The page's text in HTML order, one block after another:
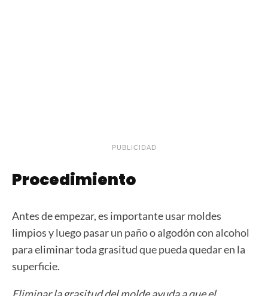
PUBLICIDAD
Procedimiento
Antes de empezar, es importante usar moldes
limpios y luego pasar un paño o algodón con alcohol
para eliminar toda grasitud que pueda quedar en la
superficie.